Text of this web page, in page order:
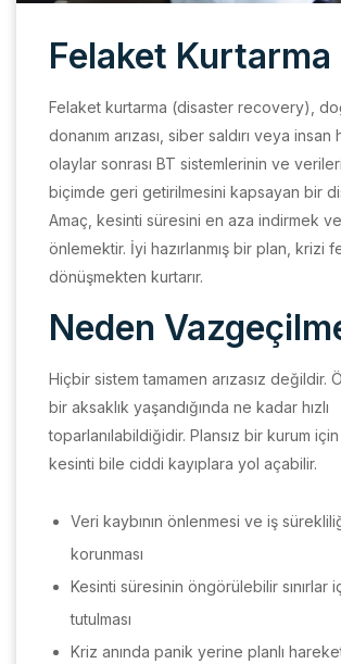
Felaket Kurtarma
Felaket kurtarma (disaster recovery),
donanım arızası, siber saldırı veya insan
olaylar sonrası BT sistemlerinin ve
biçimde geri getirilmesini kapsayan bir
Amaç, kesinti süresini en aza indirmek ve
önlemektir. İyi hazırlanmış bir plan, krizi
dönüşmekten kurtarır.
Neden
Hiçbir sistem tamamen arızasız değildir.
bir aksaklık yaşandığında ne kadar hızlı
toparlanılabildiğidir. Plansız bir kurum için
kesinti bile ciddi kayıplara yol açabilir.
Veri kaybının önlenmesi ve iş
korunması
Kesinti süresinin öngörülebilir sınırlar
tutulması
Kriz anında panik yerine planlı